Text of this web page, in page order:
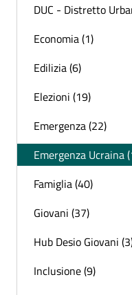
DUC - Distretto
Economia (1)
Edilizia (6)
Elezioni (19)
Emergenza (22)
Emergenza Ucraina
Famiglia (40)
Giovani (37)
Hub Desio Giovani
Inclusione (9)